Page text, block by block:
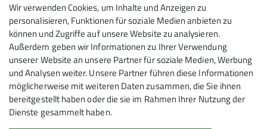
Mitmachen
Wir verwenden Cookies, um Inhalte und Anzeigen zu
personalisieren, Funktionen für soziale Medien anbieten zu
können und Zugriffe auf unsere Website zu analysieren.
Außerdem geben wir Informationen zu Ihrer Verwendung
unserer Website an unsere Partner für soziale Medien, Werbung
und Analysen weiter. Unsere Partner führen diese Informationen
möglicherweise mit weiteren Daten zusammen, die Sie ihnen
bereitgestellt haben oder die sie im Rahmen Ihrer Nutzung der
Dienste gesammelt haben.